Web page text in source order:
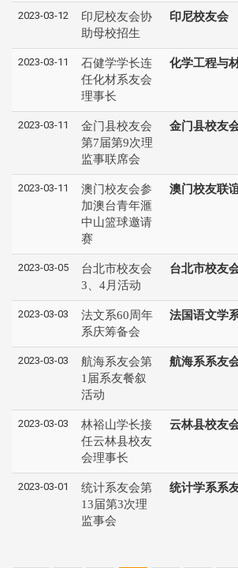
2023-03-12
印尼校友会协
助母校招生
印尼校友会
2023-03-11
石健学学长连
任化材系友会
理事长
化学工程与
2023-03-11
金门县校友会
第7届第9次理
监事联席会
金门县校友
2023-03-11
澳门校友会参
加澳台青年滙
中山篮球邀请
赛
澳门校友联
2023-03-05
台北市校友会
3、4月活动
台北市校友
2023-03-03
法文系60周年
系庆筹备会
法国语文学
2023-03-03
航海系友会第
1届系友餐叙
活动
航海系系友
2023-03-03
林裕山学长接
任云林县校友
会理事长
云林县校友
2023-03-01
统计系友会第
13届第3次理
监事会
统计学系系